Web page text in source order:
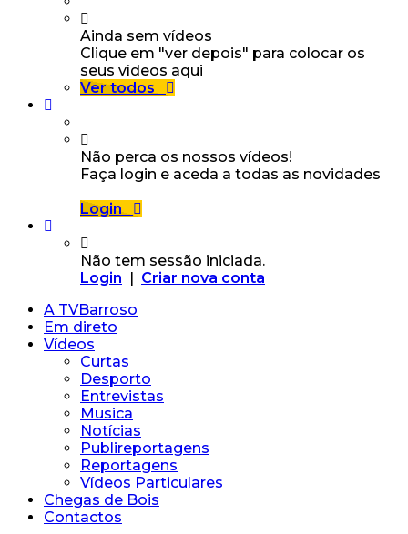
Ainda sem vídeos
Clique em "ver depois" para colocar os
seus vídeos aqui
Ver todos
Não perca os nossos vídeos!
Faça login e aceda a todas as novidades
Login
Não tem sessão iniciada.
Login | Criar nova conta
A TVBarroso
Em direto
Vídeos
Curtas
Desporto
Entrevistas
Musica
Notícias
Publireportagens
Reportagens
Vídeos Particulares
Chegas de Bois
Contactos